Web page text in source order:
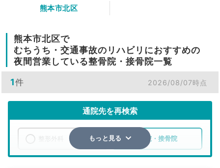
熊本市北区
熊本市北区で
むちうち・交通事故のリハビリにおすすめの
夜間営業している整骨院・接骨院一覧
1件 2026/08/07時点
通院先を再検索
整骨院・接骨院
もっと見る